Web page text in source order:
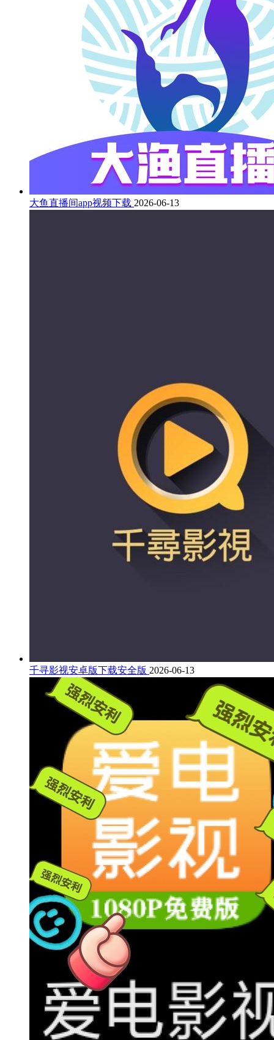
大鱼直播间app视频下载 2026-06-13
千寻影视安卓版下载安全版 2026-06-13